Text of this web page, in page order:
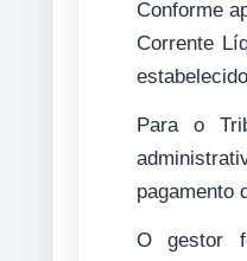
Conforme
Corrente
Para o
pagamento
O gestor